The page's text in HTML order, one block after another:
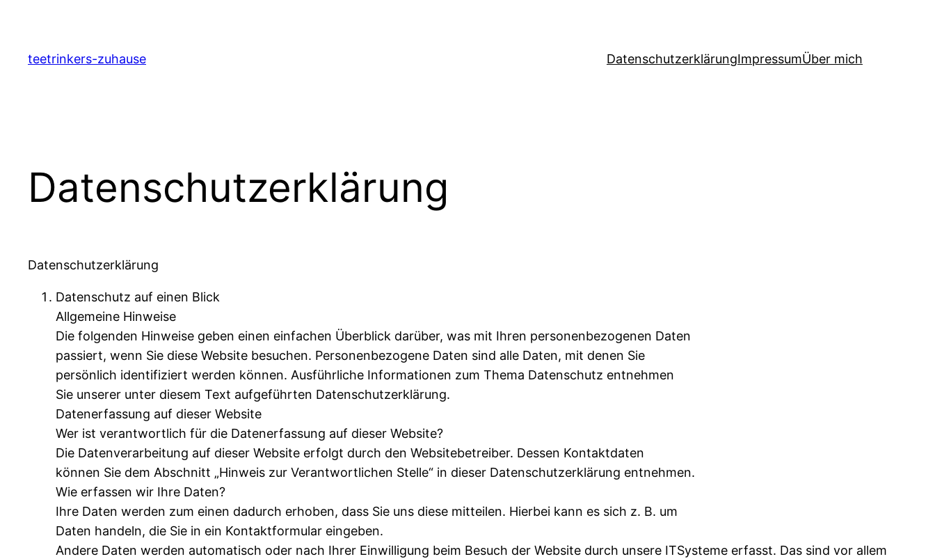
springen
teetrinkers-zuhause DatenschutzerklärungImpressumÜber mich
Datenschutzerklärung
Datenschutzerklärung
Datenschutz auf einen Blick
Allgemeine Hinweise
Die folgenden Hinweise geben einen einfachen Überblick darüber, was mit Ihren personenbezogenen Daten
passiert, wenn Sie diese Website besuchen. Personenbezogene Daten sind alle Daten, mit denen Sie
persönlich identifiziert werden können. Ausführliche Informationen zum Thema Datenschutz entnehmen
Sie unserer unter diesem Text aufgeführten Datenschutzerklärung.
Datenerfassung auf dieser Website
Wer ist verantwortlich für die Datenerfassung auf dieser Website?
Die Datenverarbeitung auf dieser Website erfolgt durch den Websitebetreiber. Dessen Kontaktdaten
können Sie dem Abschnitt „Hinweis zur Verantwortlichen Stelle“ in dieser Datenschutzerklärung entnehmen.
Wie erfassen wir Ihre Daten?
Ihre Daten werden zum einen dadurch erhoben, dass Sie uns diese mitteilen. Hierbei kann es sich z. B. um
Daten handeln, die Sie in ein Kontaktformular eingeben.
Andere Daten werden automatisch oder nach Ihrer Einwilligung beim Besuch der Website durch unsere ITSysteme erfasst. Das sind vor allem